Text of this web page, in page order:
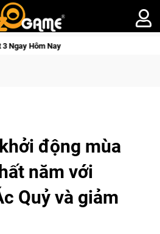
Lineage W – Quyền lực và tài phú sẽ về
động mùa
năm với
Quỷ và giảm